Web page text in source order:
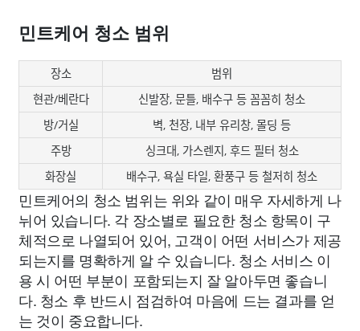
민트케어 청소 범위
장소
범위
현관/베란다
신발장, 문틀, 배수구 등 꼼꼼히 청소
방/거실
벽, 천장, 내부 유리창, 몰딩 등
주방
싱크대, 가스렌지, 후드 필터 청소
화장실
배수구, 욕실 타일, 환풍구 등 철저히 청소
민트케어의 청소 범위는 위와 같이 매우 자세하게 나
뉘어 있습니다. 각 장소별로 필요한 청소 항목이 구
체적으로 나열되어 있어, 고객이 어떤 서비스가 제공
되는지를 명확하게 알 수 있습니다. 청소 서비스 이
용 시 어떤 부분이 포함되는지 잘 알아두면 좋습니
다. 청소 후 반드시 점검하여 마음에 드는 결과를 얻
는 것이 중요합니다.